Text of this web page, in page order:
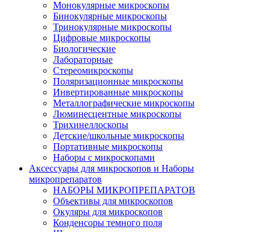
Монокулярные микроскопы
Бинокулярные микроскопы
Тринокулярные микроскопы
Цифровые микроскопы
Биологические
Лабораторные
Стереомикроскопы
Поляризационные микроскопы
Инвертированные микроскопы
Металлографические микроскопы
Люминесцентные микроскопы
Трихинеллоскопы
Детские/школьные микроскопы
Портативные микроскопы
Наборы с микроскопами
Аксессуары для микроскопов и Наборы
микропрепаратов
НАБОРЫ МИКРОПРЕПАРАТОВ
Объективы для микроскопов
Окуляры для микроскопов
Конденсоры темного поля